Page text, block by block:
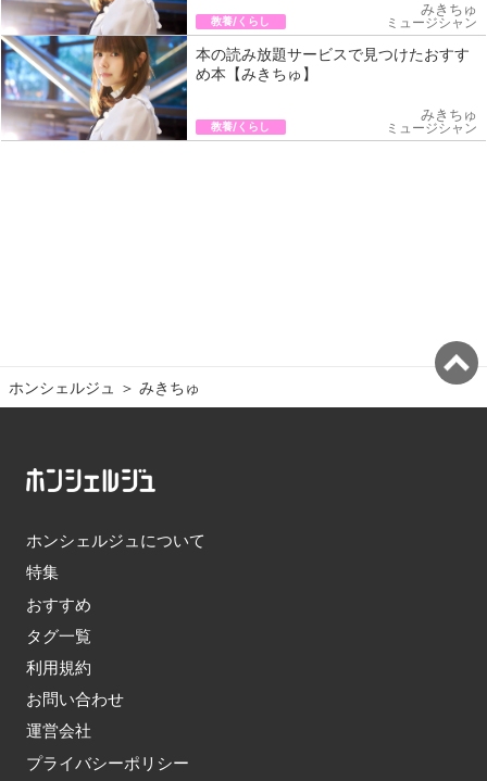
教養/くらし
みきちゅ
ミュージシャン
本の読み放題サービスで見つけたおすす
め本【みきちゅ】
教養/くらし
みきちゅ
ミュージシャン
ホンシェルジュ ＞ みきちゅ
ホンシェルジュについて
特集
おすすめ
タグ一覧
利用規約
お問い合わせ
運営会社
プライバシーポリシー